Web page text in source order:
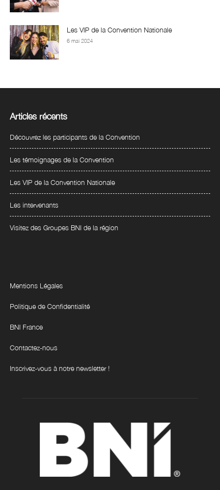
Les VIP de la Convention Nationale
6 mai 2024
Articles récents
Découvrez les participants de la Convention
Les témoignages de la Convention
Les VIP de la Convention Nationale
Les intervenants
Visitez des Groupes BNI de la région
Mentions Légales
Politique de Confidentialité
BNI France
Contactez-nous
Inscrivez-vous à notre newsletter !